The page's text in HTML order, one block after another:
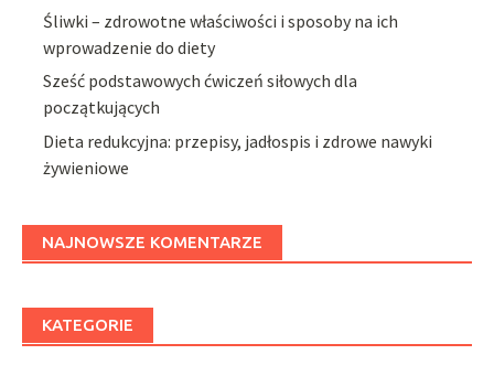
Śliwki – zdrowotne właściwości i sposoby na ich
wprowadzenie do diety
Sześć podstawowych ćwiczeń siłowych dla
początkujących
Dieta redukcyjna: przepisy, jadłospis i zdrowe nawyki
żywieniowe
NAJNOWSZE KOMENTARZE
KATEGORIE